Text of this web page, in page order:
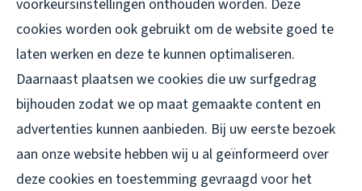
voorkeursinstellingen onthouden worden. Deze
cookies worden ook gebruikt om de website goed te
laten werken en deze te kunnen optimaliseren.
Daarnaast plaatsen we cookies die uw surfgedrag
bijhouden zodat we op maat gemaakte content en
advertenties kunnen aanbieden. Bij uw eerste bezoek
aan onze website hebben wij u al geïnformeerd over
deze cookies en toestemming gevraagd voor het